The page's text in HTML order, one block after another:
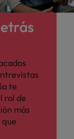
te
rol de
más